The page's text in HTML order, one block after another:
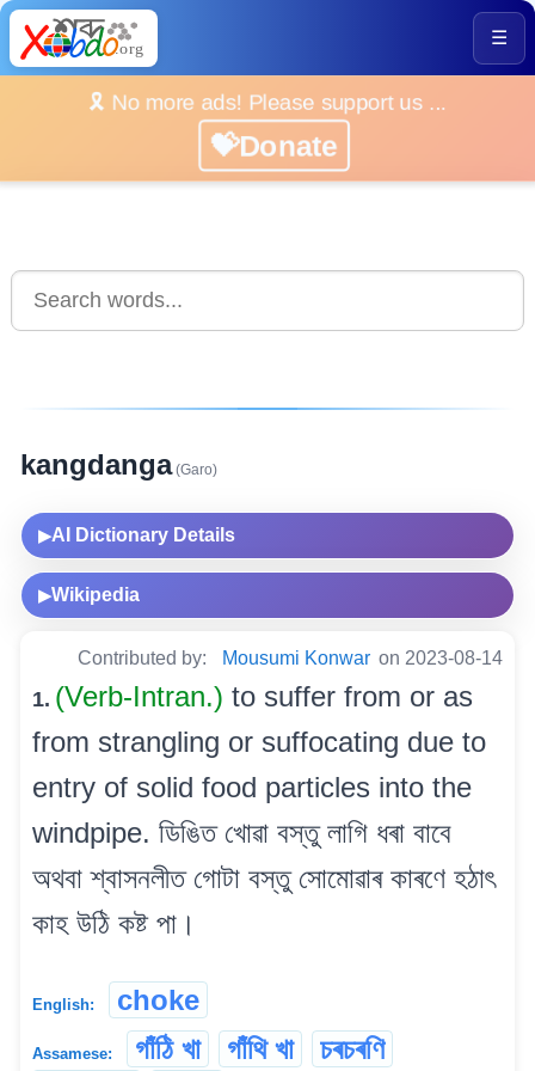
☰
🎗️ No more ads! Please support us ...
💝Donate
kangdanga(Garo)
▶AI Dictionary Details
▶Wikipedia
Contributed by: Mousumi Konwar on 2023-08-14
1. (Verb-Intran.) to suffer from or as
from strangling or suffocating due to
entry of solid food particles into the
windpipe. ডিঙিত খোৱা বস্তু লাগি ধৰা বাবে
অথবা শ্বাসনলীত গোটা বস্তু সোমোৱাৰ কাৰণে হঠাৎ
কাহ উঠি কষ্ট পা।
English: choke
Assamese: গাঁঠি খা গাঁথি খা চৰচৰণি